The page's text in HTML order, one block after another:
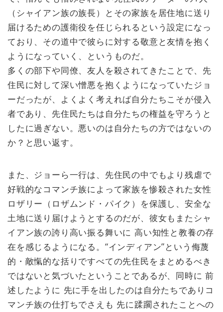
（シャイアン族の族長）とその家族を居住地に送り
届けるための護衛役を任じられるという設定になっ
ており、その道中で彼らに対する敬意と友情を抱く
ようになっていく、というものだ。
多くの部下や同僚、友人を殺されてきたことで、先
住民に対して深い憎悪を抱くようになっていたジョ
ーだったが、よくよく考えれば自分たちこそが侵入
者であり、先住民たちは自分たちの権益を守ろうと
したに過ぎない。悪いのは自分たちの方ではないの
か？と思い返す。
また、ジョーら一行は、先住民の中でもより残虐で
好戦的なコマンチ族によって家族を惨殺された女性
ロザリー（ロザムンド・パイク）を保護し、安全な
土地に送り届けようとするのだが、彼女もまたシャ
イアン族の誇り高い振る舞いに 高い知性と教養の存
在を感じるようになる。“インディアン”という侮蔑
的・敵愾的な括りですべての先住民をまとめるべき
ではないと気づいたということであるが、同時に 前
述したように 先に手を出したのは自分たちでありコ
マンチ族の仕打ちでさえも 先に蹂躙されたことへの